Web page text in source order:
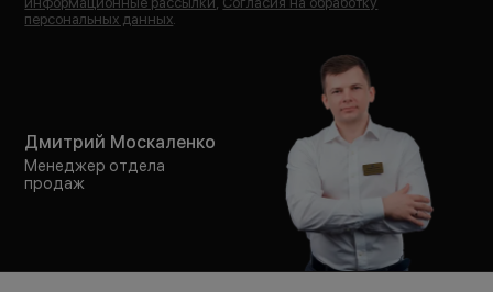
персональных данных
Дмитрий Москаленко
Менеджер отдела
продаж